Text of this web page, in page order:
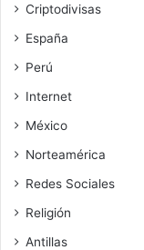
Criptodivisas
España
Perú
Internet
México
Norteamérica
Redes Sociales
Religión
Antillas